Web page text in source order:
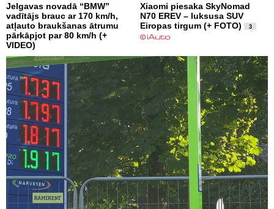
Jelgavas novadā “BMW”
vadītājs brauc ar 170 km/h,
atļauto braukšanas ātrumu
pārkāpjot par 80 km/h (+
VIDEO)
Xiaomi piesaka SkyNomad
N70 EREV – luksusa SUV
Eiropas tirgum (+ FOTO)
3